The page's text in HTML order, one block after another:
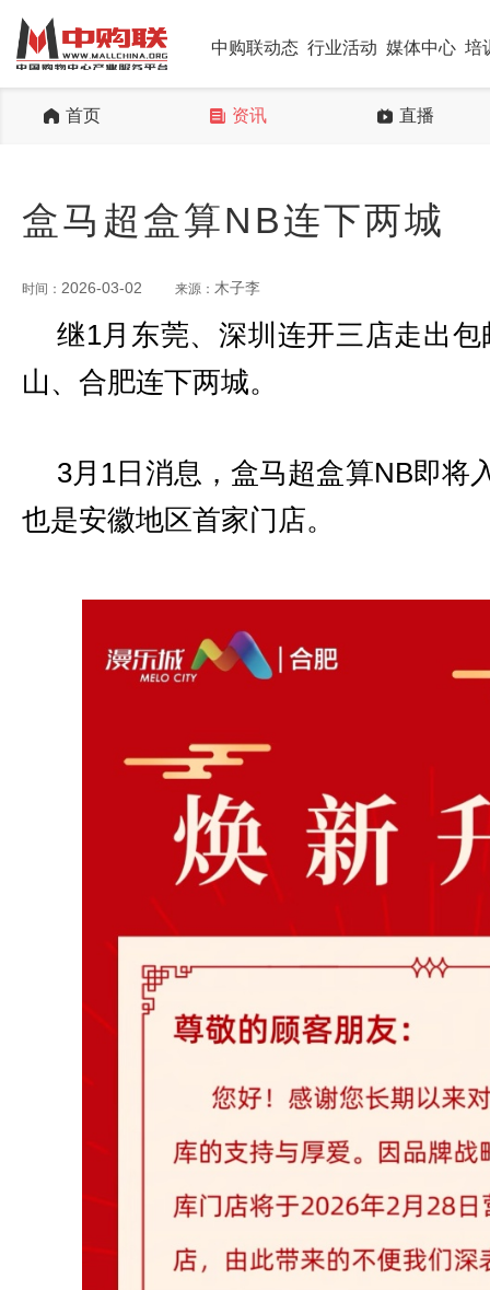
中购联动态 行业活动 媒体中心 培
首页 资讯 直播
盒马超盒算NB连下两城
时间： 2026-03-02 来源： 木子李
继1月东莞、深圳连开三店走出
山、合肥连下两城。
3月1日消息，盒马超盒算NB即将
也是安徽地区首家门店。